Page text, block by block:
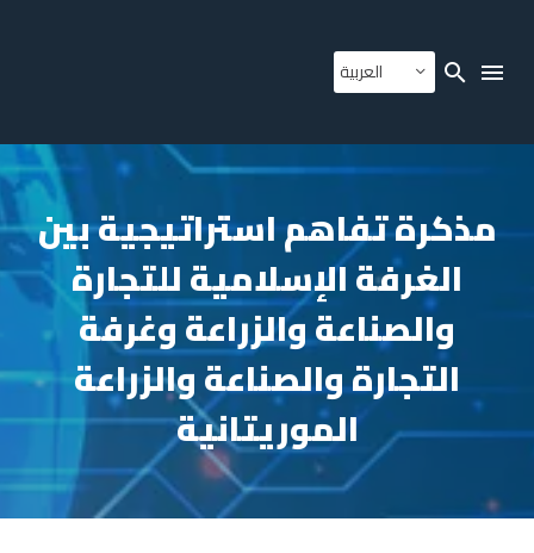
العربية
مذكرة تفاهم استراتيجية بين
الغرفة الإسلامية للتجارة
والصناعة والزراعة وغرفة
التجارة والصناعة والزراعة
الموريتانية